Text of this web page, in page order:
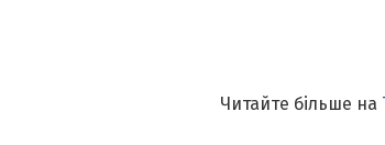
Читайте більше на